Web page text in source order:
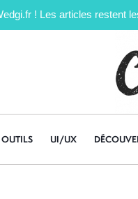
! Les articles restent
UI/UX